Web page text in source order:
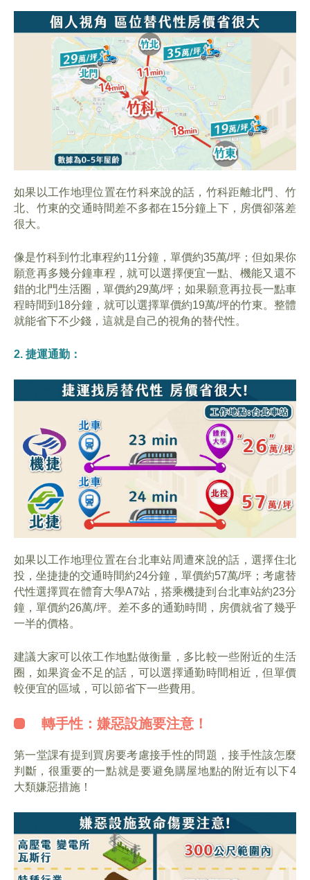
如果以工作地理位置在竹科來說的話，竹科距離北門、竹
北、竹東的交通時間差不多都在15分鐘上下，房價卻落差
很大。
像是竹科到竹北車程約11分鐘，單價約35萬/坪；但如果你
願意再多幾分鐘車程，就可以選擇便宜一點、機能又還不
錯的北門生活圈，單價約29萬/坪；如果願意再拉長一點車
程時間到18分鐘，就可以選擇單價約19萬/坪的竹東。整體
就能省下不少錢，這就是自己的視角的替代性。
2. 捷運通勤：
如果以工作地理位置在台北車站周遭來說的話，選擇住北
投，坐捷捷的交通時間約24分鐘，單價約57萬/坪；考慮替
代性選擇買在體育大學A7站，搭乘機捷到台北車站約23分
鐘，單價約26萬/坪。差不多的通勤時間，房價就省了幾乎
一半的價格。
建議大家可以依工作地點做衡量，多比較一些附近的生活
圈，如果資金不足的話，可以選擇通勤時間相近，但單價
較便宜的區域，可以節省下一些費用。
轉手性：嫌惡設施要注意！
第一堂課有提到買房要考慮接手性的問題，接手性該怎麼
判斷，很重要的一點就是要避免購屋地點的附近有以下4
大類嫌惡措施！